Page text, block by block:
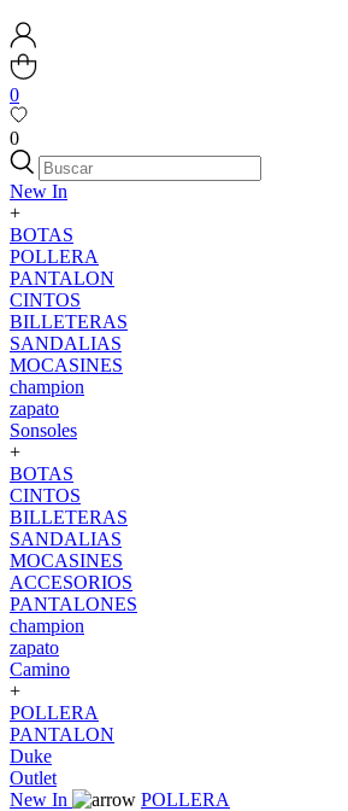
0
0
New In
+
BOTAS
POLLERA
PANTALON
CINTOS
BILLETERAS
SANDALIAS
MOCASINES
champion
zapato
Sonsoles
+
BOTAS
CINTOS
BILLETERAS
SANDALIAS
MOCASINES
ACCESORIOS
PANTALONES
champion
zapato
Camino
+
POLLERA
PANTALON
Duke
Outlet
New In
POLLERA